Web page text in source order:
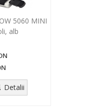
5060 MINI
alb
Detalii